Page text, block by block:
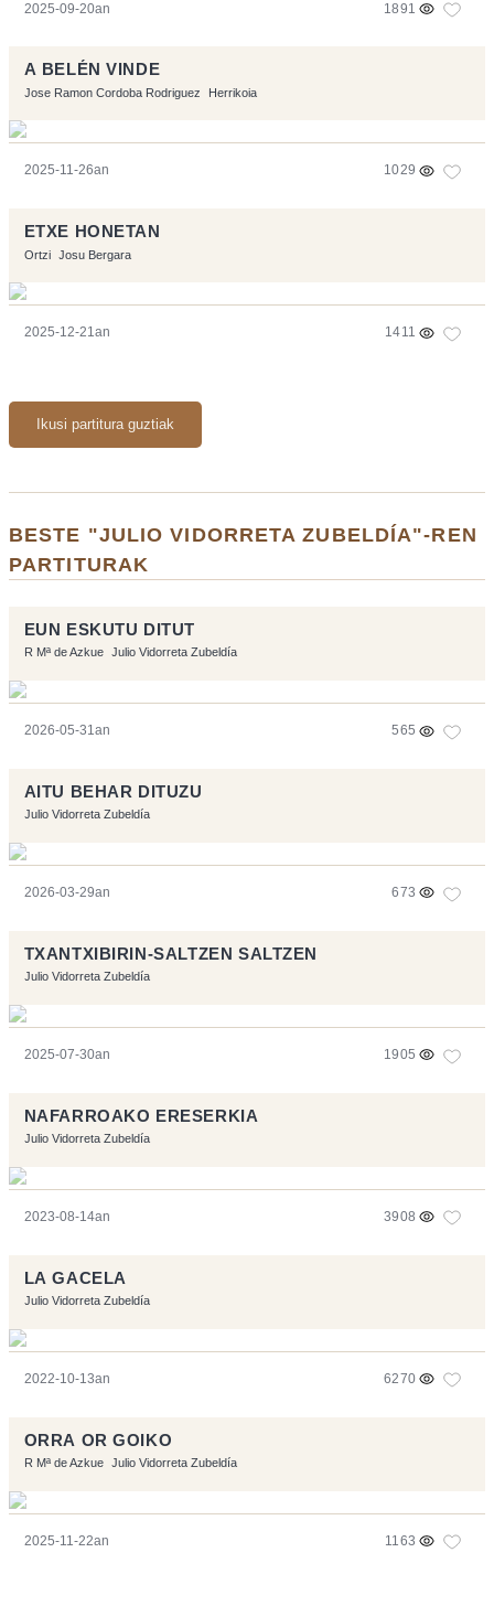
2025-09-20an 1891
A BELÉN VINDE
Jose Ramon Cordoba Rodriguez Herrikoia
2025-11-26an 1029
ETXE HONETAN
Ortzi Josu Bergara
2025-12-21an 1411
Ikusi partitura guztiak
BESTE "JULIO VIDORRETA ZUBELDÍA"-REN
PARTITURAK
EUN ESKUTU DITUT
R Mª de Azkue Julio Vidorreta Zubeldía
2026-05-31an 565
AITU BEHAR DITUZU
Julio Vidorreta Zubeldía
2026-03-29an 673
TXANTXIBIRIN-SALTZEN SALTZEN
Julio Vidorreta Zubeldía
2025-07-30an 1905
NAFARROAKO ERESERKIA
Julio Vidorreta Zubeldía
2023-08-14an 3908
LA GACELA
Julio Vidorreta Zubeldía
2022-10-13an 6270
ORRA OR GOIKO
R Mª de Azkue Julio Vidorreta Zubeldía
2025-11-22an 1163